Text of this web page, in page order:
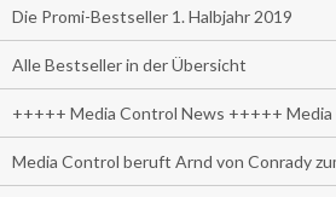
Die Promi-Bestseller 1. Halbjahr 2019
Alle Bestseller in der Übersicht
+++++ Media Control News +++++
Media Control beruft Arnd von Conrady